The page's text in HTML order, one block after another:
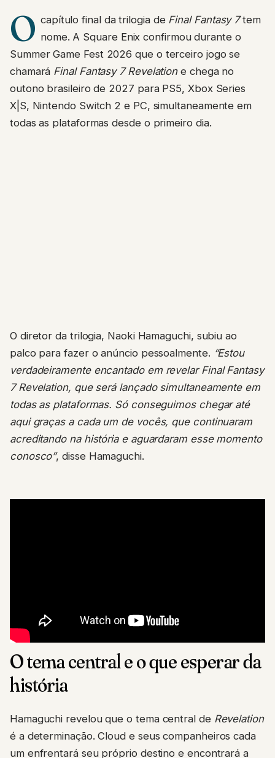
O capítulo final da trilogia de Final Fantasy 7tem
nome. A Square Enix confirmou durante o
Summer Game Fest 2026 que o terceiro jogo se
chamará Final Fantasy 7 Revelatione chega no
outono brasileiro de 2027 para PS5, Xbox Series
X|S, Nintendo Switch 2 e PC, simultaneamente em
todas as plataformas desde o primeiro dia.
O diretor da trilogia, Naoki Hamaguchi, subiu ao
palco para fazer o anúncio pessoalmente. “Estou
verdadeiramente encantado em revelar Final Fantasy
7 Revelation, que será lançado simultaneamente em
todas as plataformas. Só conseguimos chegar até
aqui graças a cada um de vocês, que continuaram
acreditando na história e aguardaram esse momento
conosco”, disse Hamaguchi.
O tema central e o que esperar da
história
Hamaguchi revelou que o tema central de Revelation
é a determinação. Cloud e seus companheiros cada
um enfrentará seu próprio destino e encontrará a